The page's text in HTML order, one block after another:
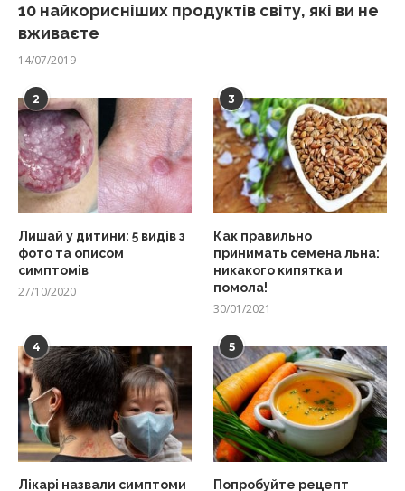
10 найкорисніших продуктів світу, які ви не
вживаєте
14/07/2019
2
Лишай у дитини: 5 видів з
фото та описом
симптомів
27/10/2020
3
Как правильно
принимать семена льна:
никакого кипятка и
помола!
30/01/2021
4
Лікарі назвали симптоми
5
Попробуйте рецепт